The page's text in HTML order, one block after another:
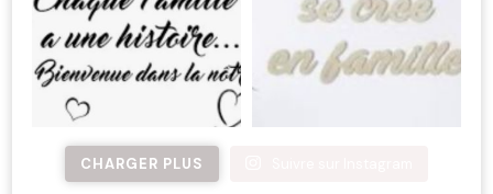
CHARGER PLUS